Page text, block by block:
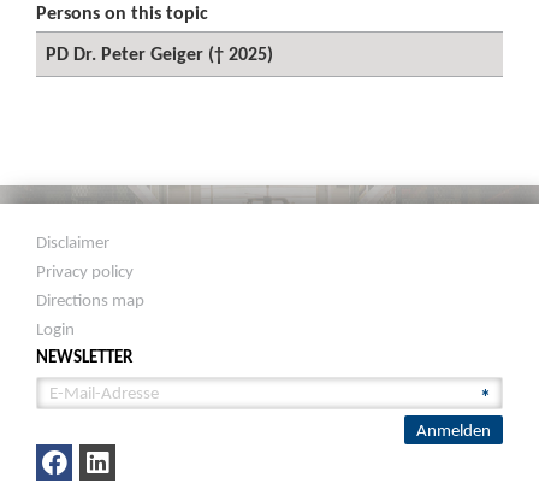
Persons on this topic
PD Dr. Peter Geiger († 2025)
Disclaimer
Privacy policy
Directions map
Login
NEWSLETTER